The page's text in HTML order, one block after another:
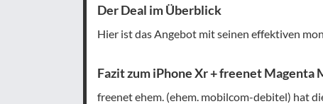
Der Deal im Überblick
Hier ist das Angebot mit seinen effektiven
Fazit zum iPhone Xr + freenet Magenta
freenet ehem. (ehem. mobilcom-debitel) hat